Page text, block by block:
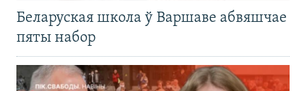
Беларуская школа ў Варшаве абвяшчае
пяты набор